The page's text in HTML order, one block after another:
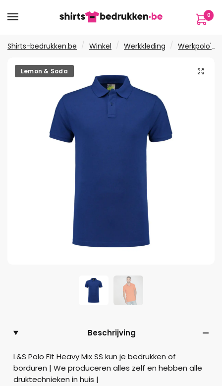
naar
naar
inhoud
0
Shirts-bedrukken.be / Winkel / Werkkleding / Werkpolo's
🔍
Lemon & Soda
Beschrijving
L&S Polo Fit Heavy Mix SS kun je bedrukken of
borduren | We produceren alles zelf en hebben alle
druktechnieken in huis |